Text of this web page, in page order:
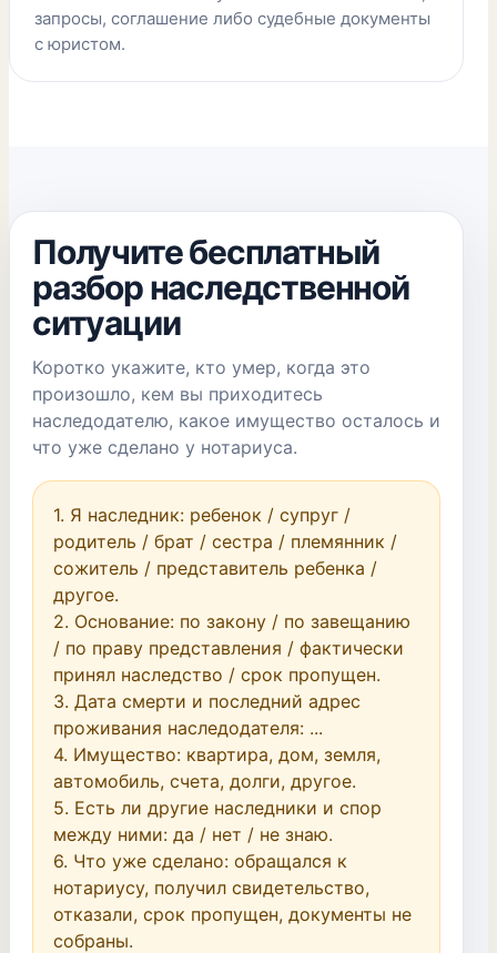
запросы, соглашение либо судебные документы
с юристом.
Получите бесплатный
разбор наследственной
ситуации
Коротко укажите, кто умер, когда это
произошло, кем вы приходитесь
наследодателю, какое имущество осталось и
что уже сделано у нотариуса.
1. Я наследник: ребенок / супруг /
родитель / брат / сестра / племянник /
сожитель / представитель ребенка /
другое.
2. Основание: по закону / по завещанию
/ по праву представления / фактически
принял наследство / срок пропущен.
3. Дата смерти и последний адрес
проживания наследодателя: ...
4. Имущество: квартира, дом, земля,
автомобиль, счета, долги, другое.
5. Есть ли другие наследники и спор
между ними: да / нет / не знаю.
6. Что уже сделано: обращался к
нотариусу, получил свидетельство,
отказали, срок пропущен, документы не
собраны.